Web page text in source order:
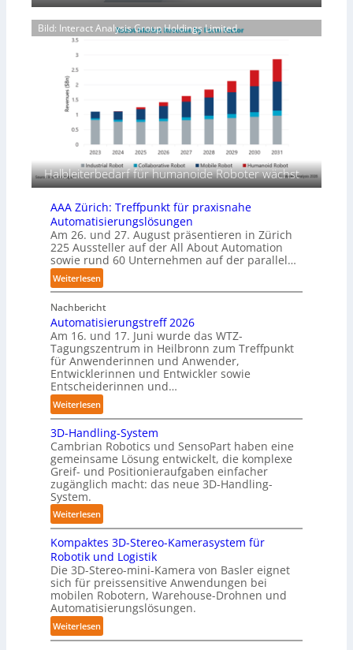
o
l
y
f
ü
r
T
a
u
c
h
r
o
b
o
t
e
r
c
c
h
n
e
n
p
e
r
o
b
o
t
n
a
l
Bild: Interact Analysis Group Holdings Limited
Halbleiterbedarf für humanoide Roboter wächst
AAA Zürich: Treffpunkt für praxisnahe
Automatisierungslösungen
Am 26. und 27. August präsentieren in Zürich
225 Aussteller auf der All About Automation
sowie rund 60 Unternehmen auf der parallel…
Weiterlesen:
A
A
A
Z
ü
r
i
c
h
:
T
r
e
f
f
p
u
n
k
t
f
ü
r
p
Nachbericht
Automatisierungstreff 2026
Am 16. und 17. Juni wurde das WTZ-
Tagungszentrum in Heilbronn zum Treffpunkt
für Anwenderinnen und Anwender,
Entwicklerinnen und Entwickler sowie
Entscheiderinnen und…
Weiterlesen:
A
u
t
o
m
t
i
s
i
e
r
u
n
g
s
3D-Handling-System
Cambrian Robotics und SensoPart haben eine
gemeinsame Lösung entwickelt, die komplexe
Greif- und Positionieraufgaben einfacher
zugänglich macht: das neue 3D-Handling-
System.
Weiterlesen:
3
D
-
H
a
n
d
l
Kompaktes 3D-Stereo-Kamerasystem für
Robotik und Logistik
Die 3D-Stereo-mini-Kamera von Basler eignet
sich für preissensitive Anwendungen bei
mobilen Robotern, Warehouse-Drohnen und
Automatisierungslösungen.
Weiterlesen:
K